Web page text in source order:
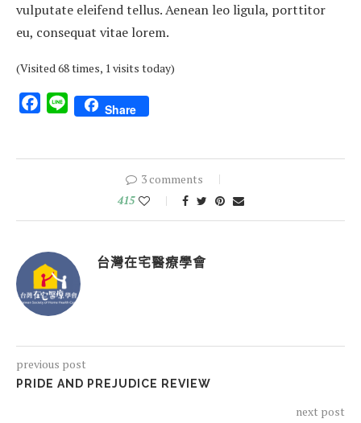
vulputate eleifend tellus. Aenean leo ligula, porttitor
eu, consequat vitae lorem.
(Visited 68 times, 1 visits today)
Facebook
Line Share
3 comments
415
台灣在宅醫療學會
previous post
PRIDE AND PREJUDICE REVIEW
next post